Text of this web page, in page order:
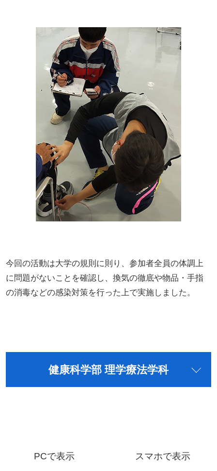
今回の活動は大学の規則に則り、参加者全員の体調上
に問題がないことを確認し、換気の徹底や物品・手指
の消毒などの感染対策を行った上で実施しました。
健康科学部 理学療法学科
PCで表示 スマホで表示